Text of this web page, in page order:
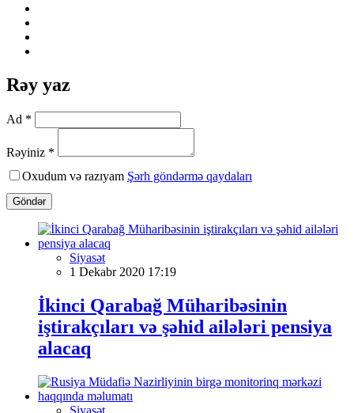
Rəy yaz
Ad *
Rəyiniz *
Oxudum və razıyam Şərh göndərmə qaydaları
Göndər
Siyasət
1 Dekabr 2020 17:19
İkinci Qarabağ Müharibəsinin
iştirakçıları və şəhid ailələri pensiya
alacaq
Siyasət